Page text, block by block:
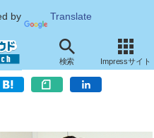
by Translate
検索 Impressサイト
の最新版「Jtest/SOAtest 9.0」
化